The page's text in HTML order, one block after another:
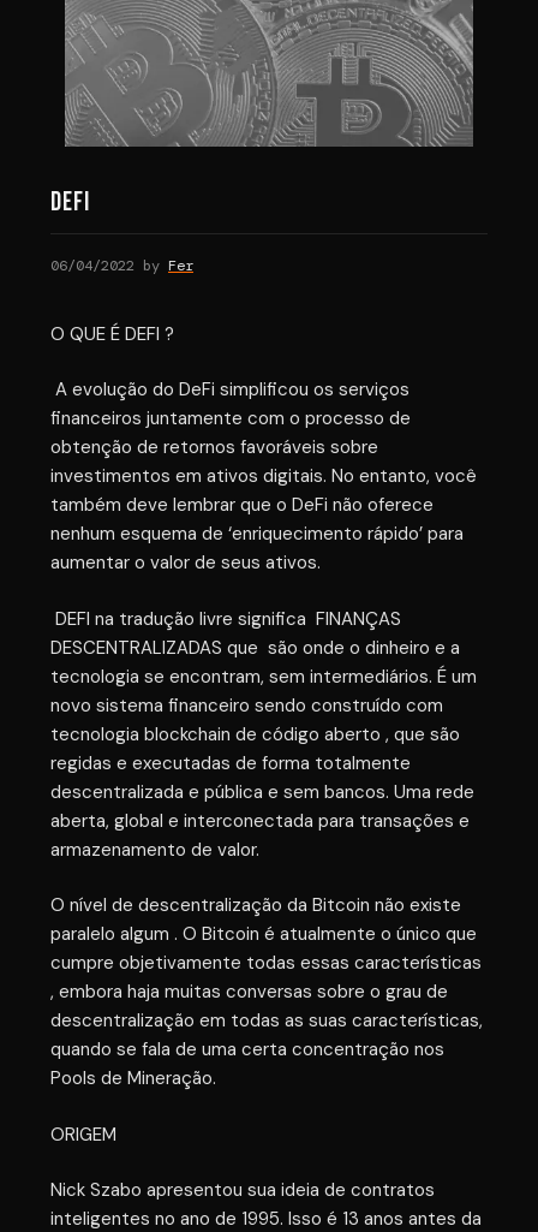
DEFI
06/04/2022 by Fer
O QUE É DEFI ?
A evolução do DeFi simplificou os serviços
financeiros juntamente com o processo de
obtenção de retornos favoráveis ​​sobre
investimentos em ativos digitais. No entanto, você
também deve lembrar que o DeFi não oferece
nenhum esquema de ‘enriquecimento rápido’ para
aumentar o valor de seus ativos.
DEFI na tradução livre significa FINANÇAS
DESCENTRALIZADAS que são onde o dinheiro e a
tecnologia se encontram, sem intermediários. É um
novo sistema financeiro sendo construído com
tecnologia blockchain de código aberto , que são
regidas e executadas de forma totalmente
descentralizada e pública e sem bancos. Uma rede
aberta, global e interconectada para transações e
armazenamento de valor.
O nível de descentralização da Bitcoin não existe
paralelo algum . O Bitcoin é atualmente o único que
cumpre objetivamente todas essas características
, embora haja muitas conversas sobre o grau de
descentralização em todas as suas características,
quando se fala de uma certa concentração nos
Pools de Mineração.
ORIGEM
Nick Szabo apresentou sua ideia de contratos
inteligentes no ano de 1995. Isso é 13 anos antes da